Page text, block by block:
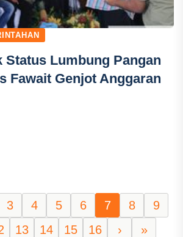
Status Lumbung Pangan
Fawait Genjot Anggaran
3 4 5 6 7 8
9
13 14 15 16 › »